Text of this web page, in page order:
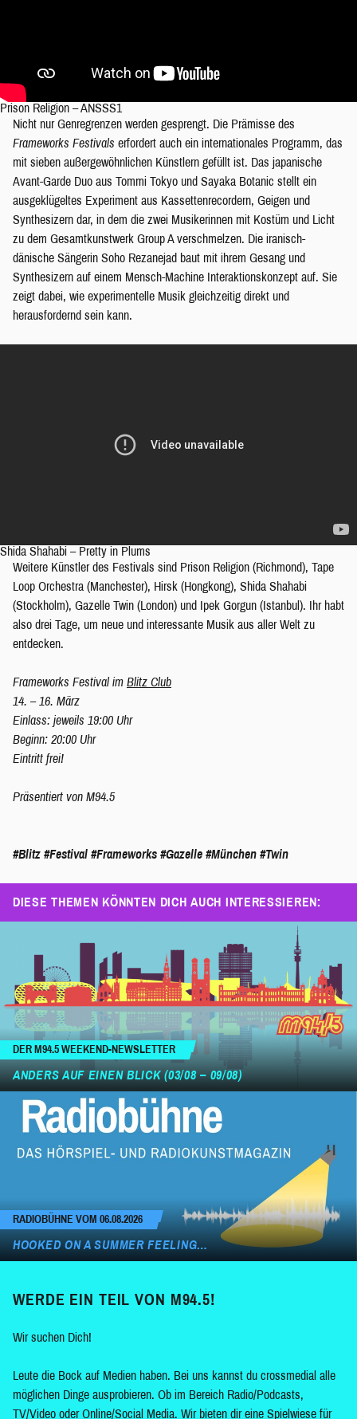
Prison Religion – ANSSS1
Nicht nur Genregrenzen werden gesprengt. Die Prämisse des
Frameworks Festivals erfordert auch ein internationales Programm, das
mit sieben außergewöhnlichen Künstlern gefüllt ist. Das japanische
Avant-Garde Duo aus Tommi Tokyo und Sayaka Botanic stellt ein
ausgeklügeltes Experiment aus Kassettenrecordern, Geigen und
Synthesizern dar, in dem die zwei Musikerinnen mit Kostüm und Licht
zu dem Gesamtkunstwerk Group A verschmelzen. Die iranisch-
dänische Sängerin Soho Rezanejad baut mit ihrem Gesang und
Synthesizern auf einem Mensch-Machine Interaktionskonzept auf. Sie
zeigt dabei, wie experimentelle Musik gleichzeitig direkt und
herausfordernd sein kann.
Shida Shahabi – Pretty in Plums
Weitere Künstler des Festivals sind Prison Religion (Richmond), Tape
Loop Orchestra (Manchester), Hirsk (Hongkong), Shida Shahabi
(Stockholm), Gazelle Twin (London) und Ipek Gorgun (Istanbul). Ihr habt
also drei Tage, um neue und interessante Musik aus aller Welt zu
entdecken.
Frameworks Festival im Blitz Club
14. – 16. März
Einlass: jeweils 19:00 Uhr
Beginn: 20:00 Uhr
Eintritt frei!
Präsentiert von M94.5
#Blitz #Festival #Frameworks #Gazelle #München #Twin
DIESE THEMEN KÖNNTEN DICH AUCH INTERESSIEREN:
DER M94.5 WEEKEND-NEWSLETTER
ANDERS AUF EINEN BLICK (03/08 – 09/08)
RADIOBÜHNE VOM 06.08.2026
HOOKED ON A SUMMER FEELING…
WERDE EIN TEIL VON M94.5!
Wir suchen Dich!
Leute die Bock auf Medien haben. Bei uns kannst du crossmedial alle
möglichen Dinge ausprobieren. Ob im Bereich Radio/Podcasts,
TV/Video oder Online/Social Media. Wir bieten dir eine Spielwiese für